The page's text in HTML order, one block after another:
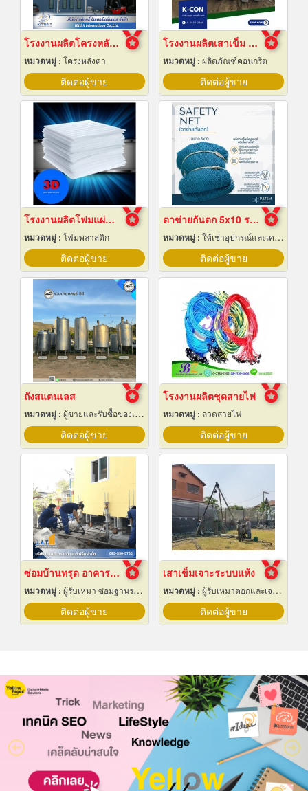
โรงงานผลิตโครงหลังคาสำเร็จรูป
หมวดหมู่ : โครงหลังคา
ติดต่อผู้ขาย
โรงงานผลิตเสาเข็ม สมุทรปราการ
หมวดหมู่ : ผลิตภัณฑ์คอนกรีต
ติดต่อผู้ขาย
โรงงานผลิตโฟมแผ่นเกรด A ชลบุรี
หมวดหมู่ : โฟมพลาสติก
ติดต่อผู้ขาย
ตาข่ายกันตก 5x10 ราคาถูก
หมวดหมู่ : ให้เช่าอุปกรณ์และเครื่องใช้สำหรับผู้รับเหมาก่อสร้าง
ติดต่อผู้ขาย
ถังสแตนเลส
หมวดหมู่ : ผู้ขายและรับซื้อของเก่าและเศษเหล็ก
ติดต่อผู้ขาย
โรงงานผลิตชุดสายไฟ
หมวดหมู่ : ลวดสายไฟ
ติดต่อผู้ขาย
ซ่อมบ้านทรุด อาคารทรุด
หมวดหมู่ : ผู้รับเหมา ซ่อมฐานรากและโครงสร้างก่อสร้าง
ติดต่อผู้ขาย
เสาเข็มเจาะระบบแห้ง
หมวดหมู่ : ผู้รับเหมาตอกและเจาะเสาเข็ม
ติดต่อผู้ขาย